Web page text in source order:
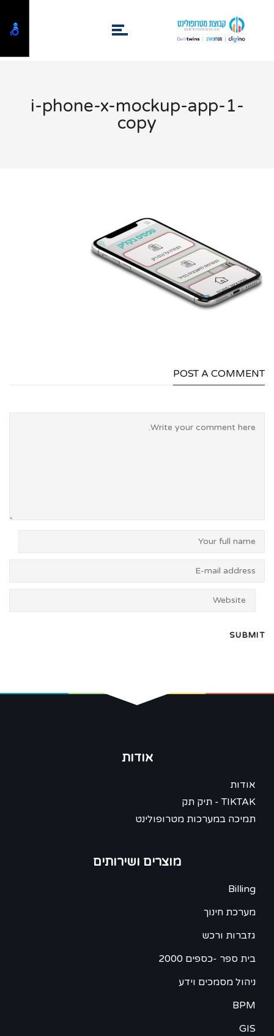
i-phone-x-mockup-app-1-
copy
POST A COMMENT
אודות
אודות
TIKTAK - תיק תק
תמיכה במערכות מטרופולינט
מוצרים ושירותים
Billing
מערכת חינוך
גזברות ורכש
בית ספר -כספים 2000
ניהול מסמכים וידע
BPM
GIS